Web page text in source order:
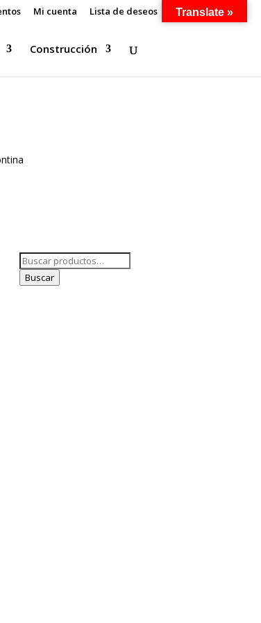
Mi cuenta Lista de deseos
Construcción
Buscar
por:
Buscar
Translate »